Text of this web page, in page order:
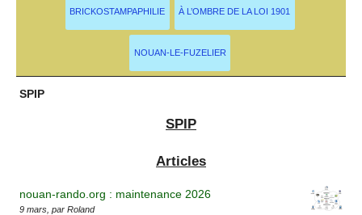
BRICKOSTAMPAPHILIE À L’OMBRE DE LA LOI 1901
NOUAN-LE-FUZELIER
SPIP
SPIP
Articles
nouan-rando.org : maintenance 2026
9 mars, par Roland